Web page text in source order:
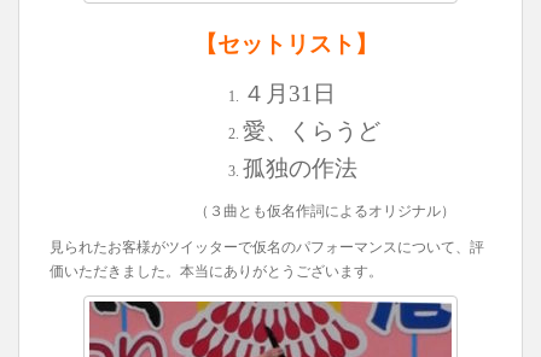
【セットリスト】
４月31日
愛、くらうど
孤独の作法
（３曲とも仮名作詞によるオリジナル）
見られたお客様がツイッターで仮名のパフォーマンスについて、評
価いただきました。本当にありがとうございます。